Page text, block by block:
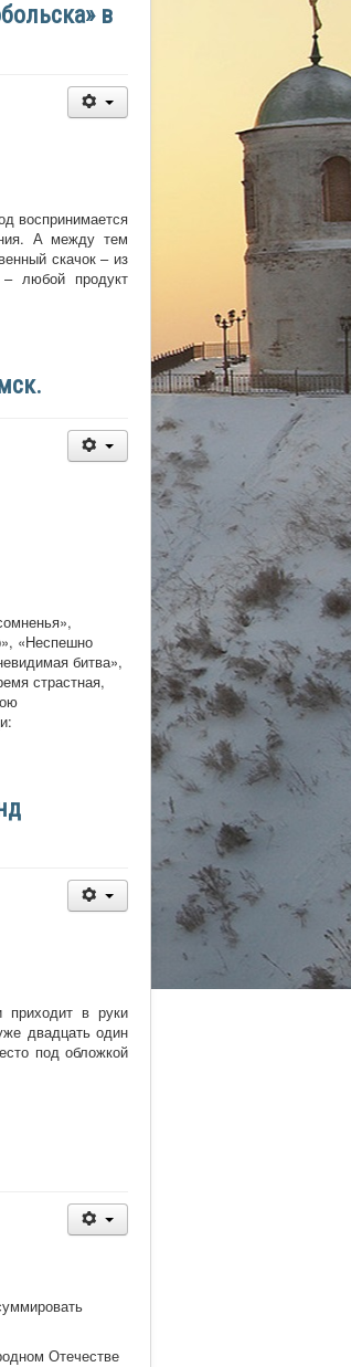
в
воспринимается
А между тем
скачок – из
– любой продукт
«Неспешно
битва»,
страстная,
приходит в руки
двадцать один
под обложкой
Отечестве